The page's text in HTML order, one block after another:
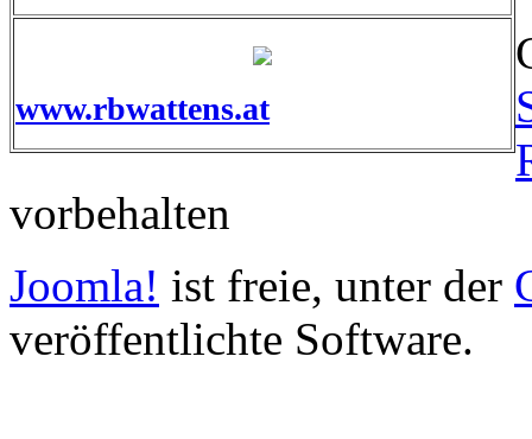
www.rbwattens.at
vorbehalten
Joomla! ist freie, unter der
veröffentlichte Software.